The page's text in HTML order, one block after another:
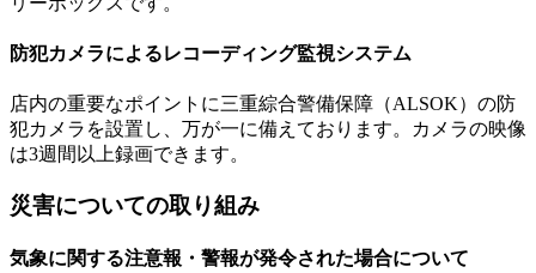
防犯カメラによるレコーディング監視システム
店内の重要なポイントに三重綜合警備保障（ALSOK）の防
犯カメラを設置し、万が一に備えております。カメラの映像
は3週間以上録画できます。
災害についての取り組み
気象に関する注意報・警報が発令された場合について